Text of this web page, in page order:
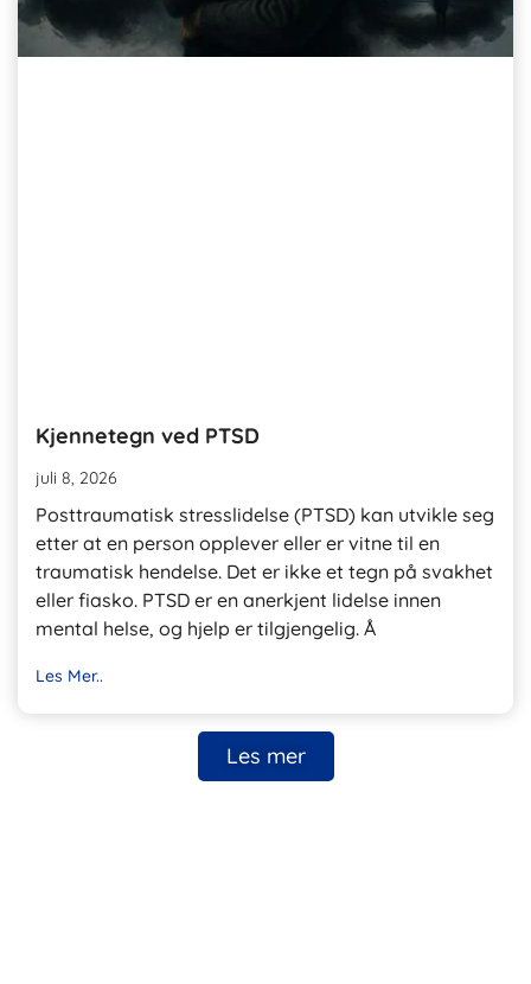
Kjennetegn ved PTSD
juli 8, 2026
Posttraumatisk stresslidelse (PTSD) kan utvikle seg
etter at en person opplever eller er vitne til en
traumatisk hendelse. Det er ikke et tegn på svakhet
eller fiasko. PTSD er en anerkjent lidelse innen
mental helse, og hjelp er tilgjengelig. Å
Les Mer..
Les mer